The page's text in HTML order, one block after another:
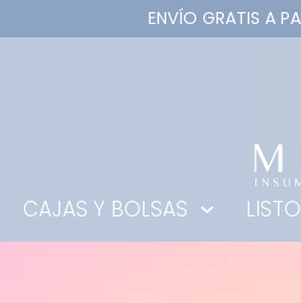
ENVÍO GRATIS A
CAJAS Y BOLSAS